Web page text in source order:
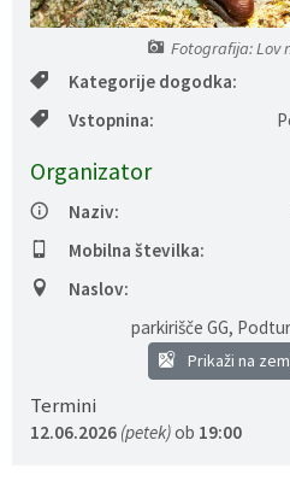
Fotografija: Lov
Kategorije dogodka:
Vstopnina:
Organizator
Naziv:
Mobilna številka:
Naslov:
parkirišče GG,
Prikaži na
Termini
12.06.2026 (petek)ob 19:00
Gospodarstvo
Pokopališča
Katalog informacij javnega značaja
Fotogalerija
Skupne službe
Predpisi in odloki
Proračun občine
Lokalne volitve
Prostorski akti
Folklorna skupina DPŽ Dolenjske